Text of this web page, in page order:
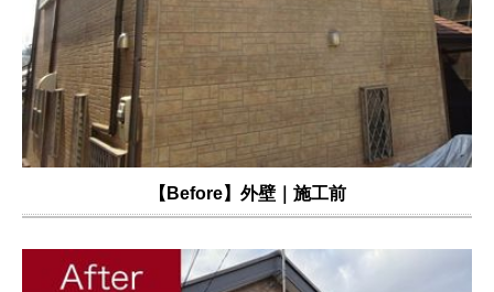
【Before】外壁｜施工前